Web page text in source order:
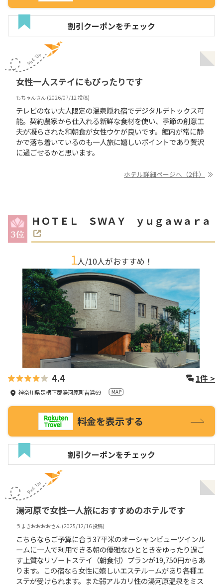
割引クーポンをチェック
女性一人ステイにもぴったりです
もちゃんさん (2026/07/12 投稿)
テレビのない大人限定の温泉隠れ宿でデジタルデトックス可
能。契約農家から仕入れる新鮮な食材を使い、季節の創意工
夫が凝らされた和朝食が女性ウケが良いです。館内が常に静
かで落ち着いているのも一人旅に嬉しいポイントであり贅沢
に過ごせるかと思います。
ホテル詳細ページへ（2件）
ＨＯＴＥＬ ＳＷＡＹ ｙｕｇａｗａｒａ
1人/10人がおすすめ！
4.4 1件 >
神奈川県足柄下郡湯河原町吉浜69
料金を表示する
割引クーポンをチェック
湯河原で女性一人旅におすすめのホテルです
うまきおおおおさん (2025/12/16投稿)
こちらならご予算に合う37平米のオーシャンビューツインル
ームに一人で利用できる朝の優雅なひとときをゆったり過ご
す上質なリゾートステイ（朝食付）プランが19,750円からあ
ります。この宿なら女性に嬉しいエステルームがあり各種エ
ステが受けられます。また弱アルカリ性の湯河原温泉をミス